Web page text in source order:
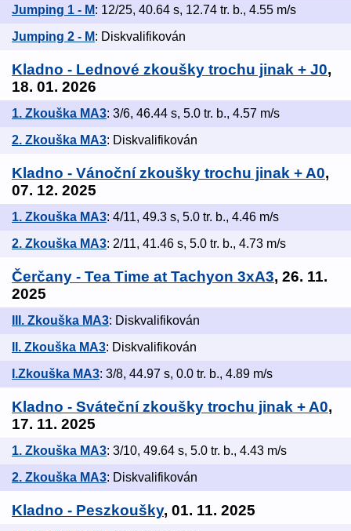
Jumping 1 - M: 12/25, 40.64 s, 12.74 tr. b., 4.55 m/s
Jumping 2 - M: Diskvalifikován
Kladno - Lednové zkoušky trochu jinak + J0,
18. 01. 2026
1. Zkouška MA3: 3/6, 46.44 s, 5.0 tr. b., 4.57 m/s
2. Zkouška MA3: Diskvalifikován
Kladno - Vánoční zkoušky trochu jinak + A0,
07. 12. 2025
1. Zkouška MA3: 4/11, 49.3 s, 5.0 tr. b., 4.46 m/s
2. Zkouška MA3: 2/11, 41.46 s, 5.0 tr. b., 4.73 m/s
Čerčany - Tea Time at Tachyon 3xA3, 26. 11.
2025
III. Zkouška MA3: Diskvalifikován
II. Zkouška MA3: Diskvalifikován
I.Zkouška MA3: 3/8, 44.97 s, 0.0 tr. b., 4.89 m/s
Kladno - Sváteční zkoušky trochu jinak + A0,
17. 11. 2025
1. Zkouška MA3: 3/10, 49.64 s, 5.0 tr. b., 4.43 m/s
2. Zkouška MA3: Diskvalifikován
Kladno - Peszkoušky, 01. 11. 2025